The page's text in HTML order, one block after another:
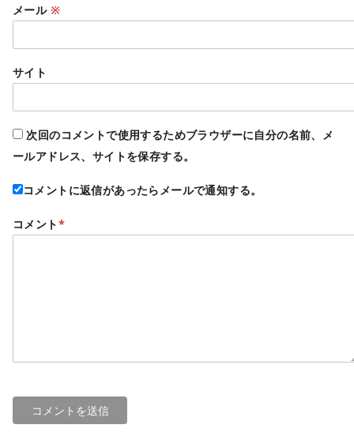
メール ※
サイト
次回のコメントで使用するためブラウザーに自分の名前、メ
ールアドレス、サイトを保存する。
コメントに返信があったらメールで通知する。
コメント*